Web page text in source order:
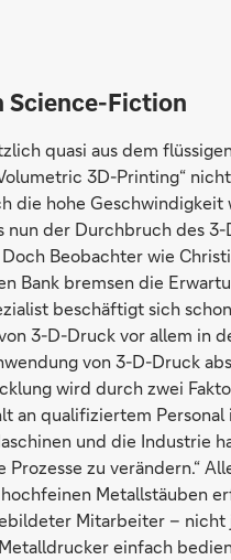
Science-Fiction
quasi aus dem
3D-Printing“
die hohe Geschwindigkeit
nun der Durchbruch des
Beobachter wie
Bank bremsen die
beschäftigt sich
3-D-Druck vor allem in
von 3-D-Druck
wird durch zwei
an qualifiziertem Personal
und die Industrie
zu verändern.“
Metallstäuben
Mitarbeiter – nicht
einfach